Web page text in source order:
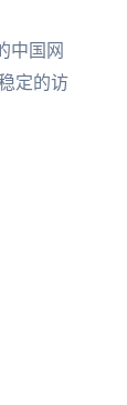
中国网
定的访